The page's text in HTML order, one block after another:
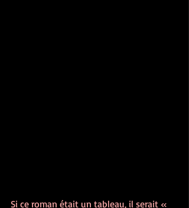
Si ce roman était un tableau, il serait «